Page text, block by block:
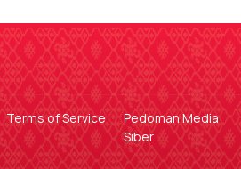
Terms of Service
Pedoman Media
Siber